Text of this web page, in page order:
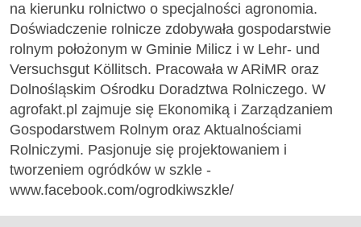
na kierunku rolnictwo o specjalności agronomia.
Doświadczenie rolnicze zdobywała gospodarstwie
rolnym położonym w Gminie Milicz i w Lehr- und
Versuchsgut Köllitsch. Pracowała w ARiMR oraz
Dolnośląskim Ośrodku Doradztwa Rolniczego. W
agrofakt.pl zajmuje się Ekonomiką i Zarządzaniem
Gospodarstwem Rolnym oraz Aktualnościami
Rolniczymi. Pasjonuje się projektowaniem i
tworzeniem ogródków w szkle -
www.facebook.com/ogrodkiwszkle/